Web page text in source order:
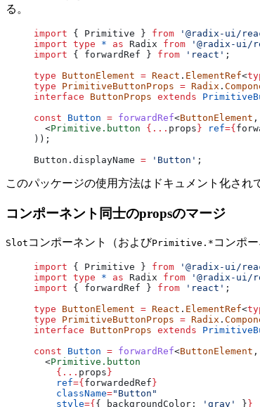
る。
import { Primitive } from '@radix-ui/
import type * as Radix from '@radix-ui/
import { forwardRef } from 'react' ;
type ButtonElement = React . ElementRef<
type PrimitiveButtonProps = Radix .
interface ButtonProps extends
const Button = forwardRef<ButtonElement ,
  <
Primitive.button {... props } ref={
));
Button.displayName = 'Button' ;
このパッケージの使用方法はドキュメント化され
コンポーネント同士のpropsのマージ
Slot コンポーネント（およびPrimitive.* コンポ
import { Primitive } from '@radix-ui/
import type * as Radix from '@radix-ui/
import { forwardRef } from 'react' ;
type ButtonElement = React . ElementRef<
type PrimitiveButtonProps = Radix .
interface ButtonProps extends
const Button = forwardRef<ButtonElement ,
  <
Primitive.button
    {...
props }
    ref
={ forwardedRef }
    className
="Button"
    style
={ { backgroundColor: 'gray' } }